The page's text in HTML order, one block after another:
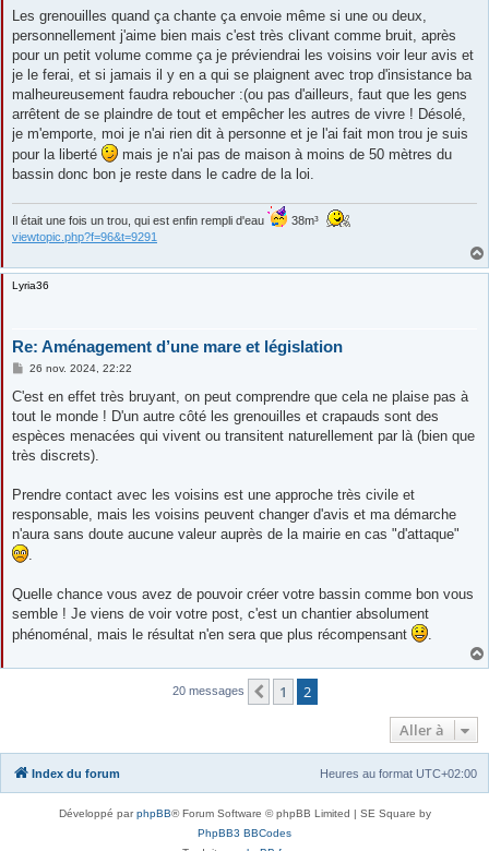
s
a
g
Les grenouilles quand ça chante ça envoie même si une ou deux,
personnellement j'aime bien mais c'est très clivant comme bruit, après
pour un petit volume comme ça je préviendrai les voisins voir leur avis et
je le ferai, et si jamais il y en a qui se plaignent avec trop d'insistance ba
malheureusement faudra reboucher :(ou pas d'ailleurs, faut que les gens
arrêtent de se plaindre de tout et empêcher les autres de vivre ! Désolé,
je m'emporte, moi je n'ai rien dit à personne et je l'ai fait mon trou je suis
pour la liberté
mais je n'ai pas de maison à moins de 50 mètres du
bassin donc bon je reste dans le cadre de la loi.
Il était une fois un trou, qui est enfin rempli d'eau
38m³
viewtopic.php?f=96&t=9291
Lyria36
Re: Aménagement d’une mare et législation
M
s
a
g
e
26 nov. 2024, 22:22
C'est en effet très bruyant, on peut comprendre que cela ne plaise pas à
tout le monde ! D'un autre côté les grenouilles et crapauds sont des
espèces menacées qui vivent ou transitent naturellement par là (bien que
très discrets).
Prendre contact avec les voisins est une approche très civile et
responsable, mais les voisins peuvent changer d'avis et ma démarche
n'aura sans doute aucune valeur auprès de la mairie en cas "d'attaque"
Quelle chance vous avez de pouvoir créer votre bassin comme bon vous
semble ! Je viens de voir votre post, c'est un chantier absolument
phénoménal, mais le résultat n'en sera que plus récompensant
20 messages Précédente
1
2
Aller à
Index du forum Heures au format UTC+02:00
Développé parphpBB® Forum Software © phpBB Limited | SE Square by
PhpBB3 BBCodes